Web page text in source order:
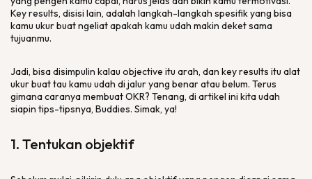
Key results, disisi lain, adalah langkah-langkah spesifik yang bisa
kamu ukur buat ngeliat apakah kamu udah makin deket sama
tujuanmu.
Jadi, bisa disimpulin kalau objective itu arah, dan key results itu alat
ukur buat tau kamu udah di jalur yang benar atau belum. Terus
gimana caranya membuat OKR? Tenang, di artikel ini kita udah
siapin tips-tipsnya, Buddies. Simak, ya!
1. Tentukan objektif